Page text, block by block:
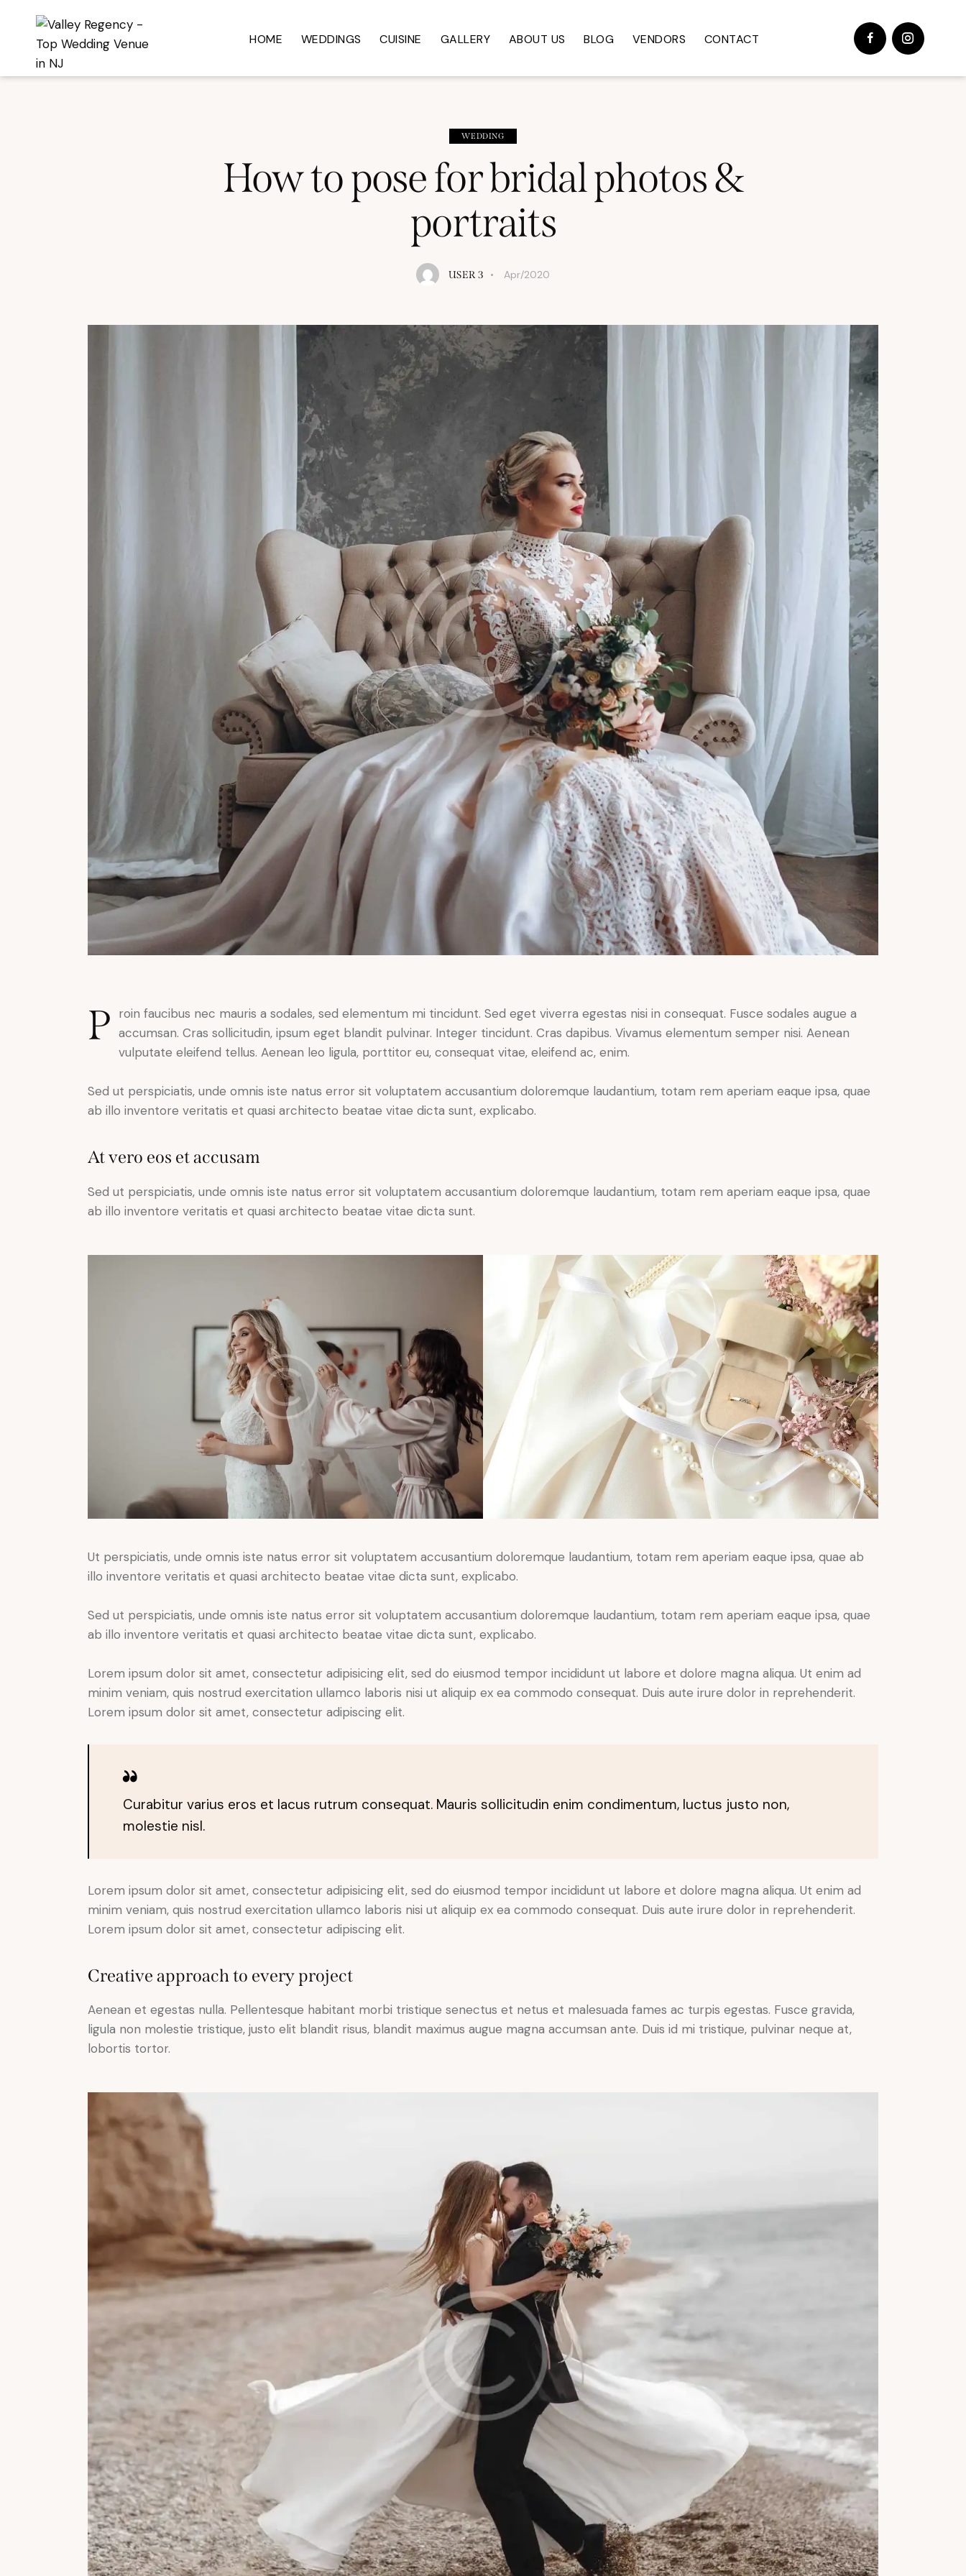
HOME WEDDINGS CUISINE GALLERY ABOUT US BLOG VENDORS CONTACT
WEDDING
How to pose for bridal photos &
portraits
USER 3 Apr/2020
P roin faucibus nec mauris a sodales, sed elementum mi tincidunt. Sed eget viverra egestas nisi in consequat. Fusce sodales augue a
accumsan. Cras sollicitudin, ipsum eget blandit pulvinar. Integer tincidunt. Cras dapibus. Vivamus elementum semper nisi. Aenean
vulputate eleifend tellus. Aenean leo ligula, porttitor eu, consequat vitae, eleifend ac, enim.
Sed ut perspiciatis, unde omnis iste natus error sit voluptatem accusantium doloremque laudantium, totam rem aperiam eaque ipsa, quae
ab illo inventore veritatis et quasi architecto beatae vitae dicta sunt, explicabo.
At vero eos et accusam
Sed ut perspiciatis, unde omnis iste natus error sit voluptatem accusantium doloremque laudantium, totam rem aperiam eaque ipsa, quae
ab illo inventore veritatis et quasi architecto beatae vitae dicta sunt.
Ut perspiciatis, unde omnis iste natus error sit voluptatem accusantium doloremque laudantium, totam rem aperiam eaque ipsa, quae ab
illo inventore veritatis et quasi architecto beatae vitae dicta sunt, explicabo.
Sed ut perspiciatis, unde omnis iste natus error sit voluptatem accusantium doloremque laudantium, totam rem aperiam eaque ipsa, quae
ab illo inventore veritatis et quasi architecto beatae vitae dicta sunt, explicabo.
Lorem ipsum dolor sit amet, consectetur adipisicing elit, sed do eiusmod tempor incididunt ut labore et dolore magna aliqua. Ut enim ad
minim veniam, quis nostrud exercitation ullamco laboris nisi ut aliquip ex ea commodo consequat. Duis aute irure dolor in reprehenderit.
Lorem ipsum dolor sit amet, consectetur adipiscing elit.
Curabitur varius eros et lacus rutrum consequat. Mauris sollicitudin enim condimentum, luctus justo non,
molestie nisl.
Lorem ipsum dolor sit amet, consectetur adipisicing elit, sed do eiusmod tempor incididunt ut labore et dolore magna aliqua. Ut enim ad
minim veniam, quis nostrud exercitation ullamco laboris nisi ut aliquip ex ea commodo consequat. Duis aute irure dolor in reprehenderit.
Lorem ipsum dolor sit amet, consectetur adipiscing elit.
Creative approach to every project
Aenean et egestas nulla. Pellentesque habitant morbi tristique senectus et netus et malesuada fames ac turpis egestas. Fusce gravida,
ligula non molestie tristique, justo elit blandit risus, blandit maximus augue magna accumsan ante. Duis id mi tristique, pulvinar neque at,
lobortis tortor.